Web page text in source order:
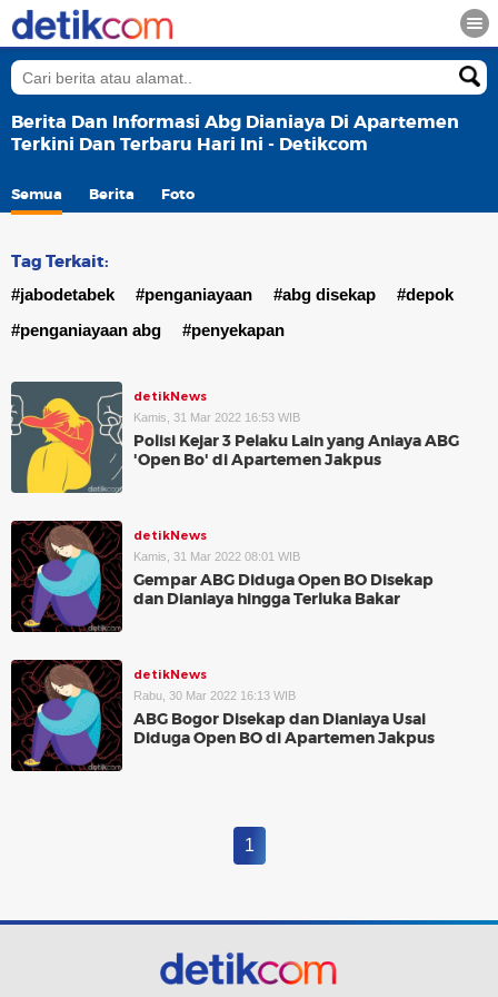
Berita Dan Informasi Abg Dianiaya Di Apartemen
Terkini Dan Terbaru Hari Ini - Detikcom
Semua Berita Foto
Tag Terkait:
#jabodetabek #penganiayaan #abg disekap
#depok
#penganiayaan abg
#penyekapan
detikNews
Kamis, 31 Mar 2022 16:53 WIB
Polisi Kejar 3 Pelaku Lain yang Aniaya ABG
'Open Bo' di Apartemen Jakpus
detikNews
Kamis, 31 Mar 2022 08:01 WIB
Gempar ABG Diduga Open BO Disekap
dan Dianiaya hingga Terluka Bakar
detikNews
Rabu, 30 Mar 2022 16:13 WIB
ABG Bogor Disekap dan Dianiaya Usai
Diduga Open BO di Apartemen Jakpus
1